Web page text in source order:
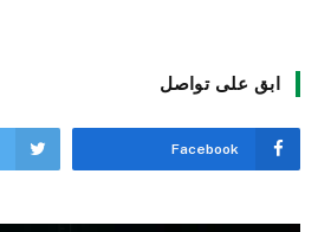
ابق على تواصل
Facebook